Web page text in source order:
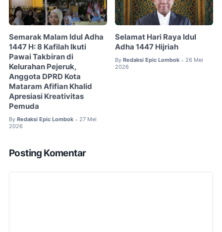
Semarak Malam Idul Adha
1447 H: 8 Kafilah Ikuti
Pawai Takbiran di
Kelurahan Pejeruk,
Anggota DPRD Kota
Mataram Afifian Khalid
Apresiasi Kreativitas
Pemuda
By Redaksi Epic Lombok • 27 Mei
2026
Selamat Hari Raya Idul
Adha 1447 Hijriah
By Redaksi Epic Lombok • 26 Mei
2026
Posting Komentar